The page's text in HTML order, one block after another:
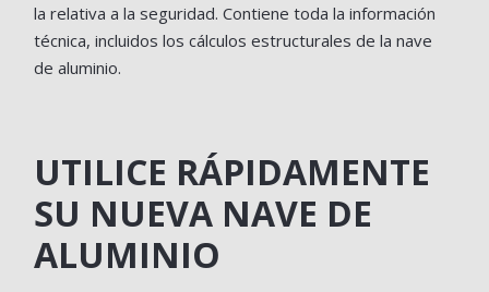
la relativa a la seguridad. Contiene toda la información
técnica, incluidos los cálculos estructurales de la nave
de aluminio.
UTILICE RÁPIDAMENTE
SU NUEVA NAVE DE
ALUMINIO